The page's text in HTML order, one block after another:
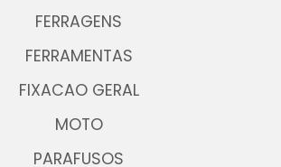
FERRAGENS
FERRAMENTAS
FIXACAO GERAL
MOTO
PARAFUSOS